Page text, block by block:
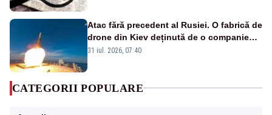
Atac fără precedent al Rusiei. O fabrică de
drone din Kiev deținută de o companie
americană, distrusă de o rachetă
31 iul. 2026, 07:40
CATEGORII POPULARE